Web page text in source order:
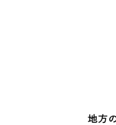
地方